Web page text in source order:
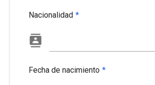
Nacionalidad *
Fecha de nacimiento *